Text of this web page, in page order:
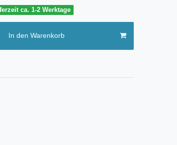
ca. 1-2 Werktage
In den Warenkorb